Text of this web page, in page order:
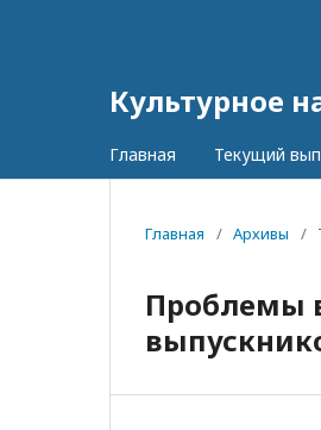
Культурное
Главная Текущий
Главная / Архивы /
Проблемы